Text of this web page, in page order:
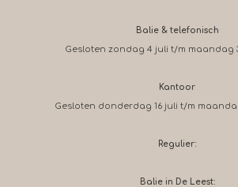
Balie & telefonisch
Gesloten zondag 4 juli t/m maandag
Kantoor
Gesloten donderdag 16 juli t/m
Regulier:
Balie in De Leest: